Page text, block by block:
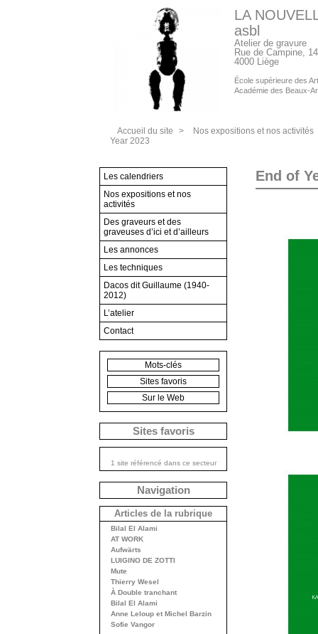
LA
asbl
Atelier de gravure
Rue de Campine, 14
4000 Liège
École supérieure des
Académie des Beaux-
Accueil du site > Nos expositions et nos activités
Year 2023
End of
Les calendriers
Nos expositions et nos
activités
Des graveurs et des
graveuses d’ici et d’ailleurs
Les annonces
Les techniques
Dacos dit Guillaume (1940-
2012)
L’atelier
Contact
Mots-clés
Sites favoris
Sur le Web
Sites favoris
1 site référencé dans ce secteur
Navigation
Articles de la rubrique
Bilal El Alami
AT WORK
Aufwärts
LUIGINO DE ZOTTI
Mute
Thierry Wesel
À Double tranchant
Bilal El Alami
Anne Leloup et Michel Barzin
Sofie Vangor